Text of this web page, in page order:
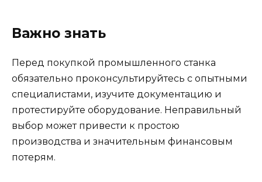
Важно знать
Перед покупкой промышленного станка
обязательно проконсультируйтесь с опытными
специалистами, изучите документацию и
протестируйте оборудование. Неправильный
выбор может привести к простою
производства и значительным финансовым
потерям.